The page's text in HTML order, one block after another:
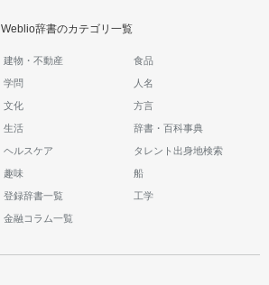
Weblio辞書のカテゴリ一覧
建物・不動産 食品
学問 人名
文化 方言
生活 辞書・百科事典
ヘルスケア タレント出身地検索
趣味 船
登録辞書一覧 工学
金融コラム一覧